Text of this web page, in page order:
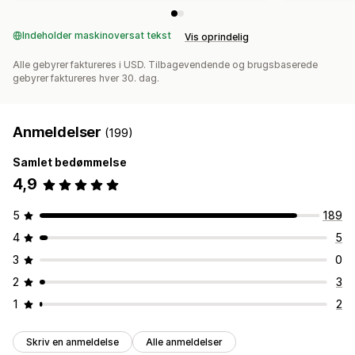
Multivaluta
Indeholder maskinoversat tekst Vis oprindelig
Alle gebyrer faktureres i USD. Tilbagevendende og brugsbaserede
gebyrer faktureres hver 30. dag.
Anmeldelser (199)
Samlet bedømmelse
4,9
5
189
4
5
3
0
2
3
1
2
Skriv en anmeldelse Alle anmeldelser